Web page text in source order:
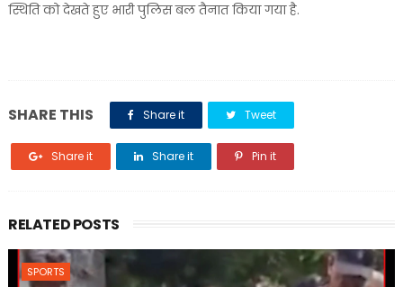
स्थिति को देखते हुए भारी पुलिस बल तैनात किया गया है.
SHARE THIS Share it Tweet
Share it Share it Pin it
RELATED POSTS
SPORTS